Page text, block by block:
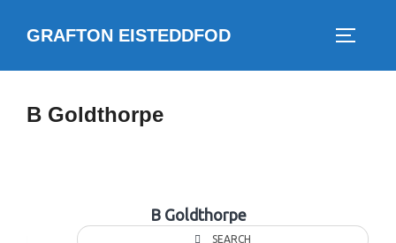
GRAFTON EISTEDDFOD
B Goldthorpe
B Goldthorpe
SEARCH